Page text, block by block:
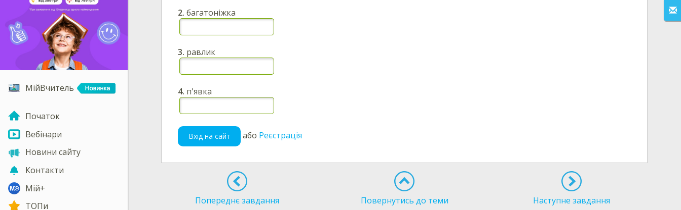
МійВчитель
Початок
Вебінари
Новини сайту
Контакти
Мій+
ТОПи
2. багатоніжка
3. равлик
4. п'явка
Вхід на сайт або Реєстрація
Попереднє завдання Повернутись до теми Наступне завдання